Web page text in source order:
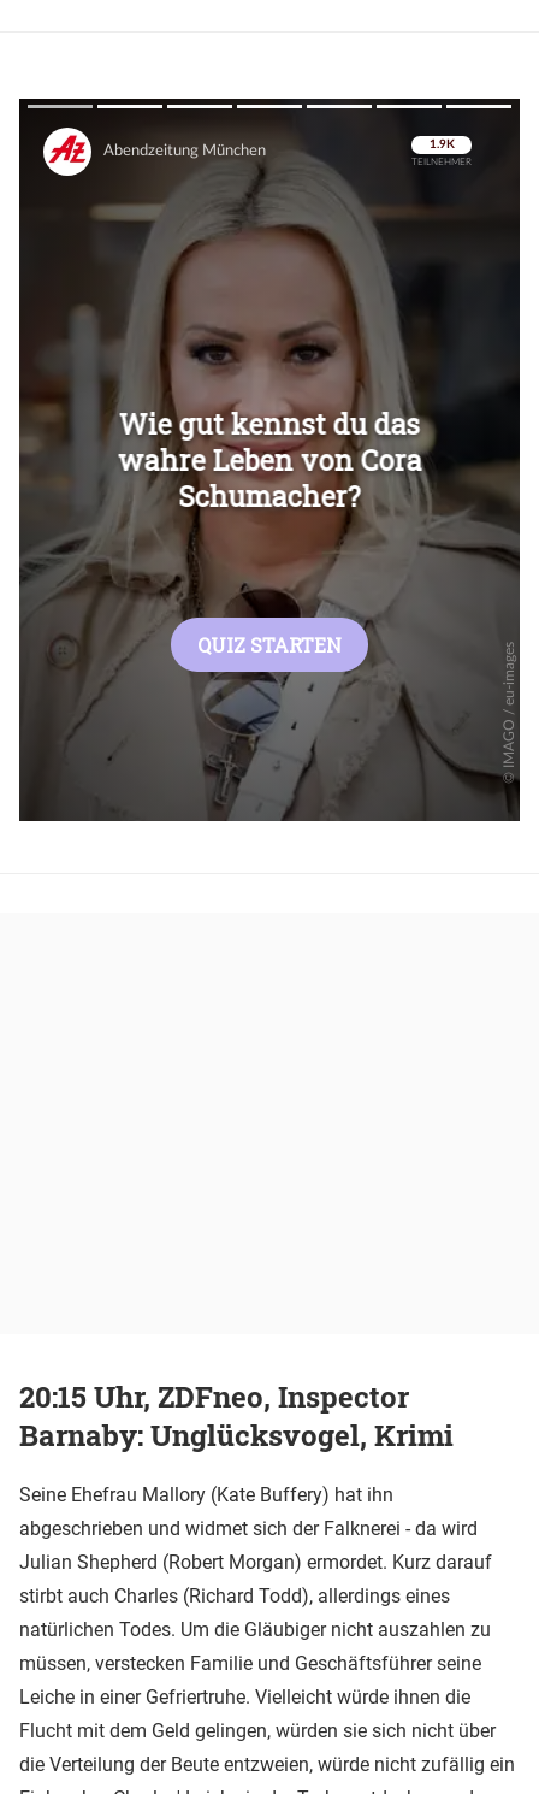
Überspringen
Überspringen
20:15 Uhr, ZDFneo, Inspector
Barnaby: Unglücksvogel, Krimi
Seine Ehefrau Mallory (Kate Buffery) hat ihn
abgeschrieben und widmet sich der Falknerei - da wird
Julian Shepherd (Robert Morgan) ermordet. Kurz darauf
stirbt auch Charles (Richard Todd), allerdings eines
natürlichen Todes. Um die Gläubiger nicht auszahlen zu
müssen, verstecken Familie und Geschäftsführer seine
Leiche in einer Gefriertruhe. Vielleicht würde ihnen die
Flucht mit dem Geld gelingen, würden sie sich nicht über
die Verteilung der Beute entzweien, würde nicht zufällig ein